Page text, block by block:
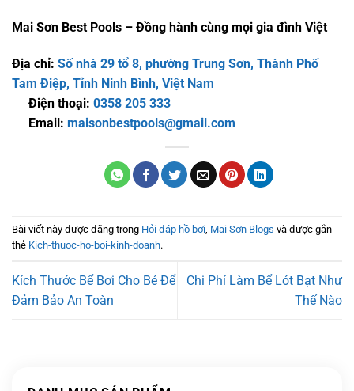
Mai Sơn Best Pools – Đồng hành cùng mọi gia đình Việt
Địa chỉ: Số nhà 29 tổ 8, phường Trung Sơn, Thành Phố
Tam Điệp, Tỉnh Ninh Bình, Việt Nam
Điện thoại: 0358 205 333
Email: maisonbestpools@gmail.com
Bài viết này được đăng trong Hỏi đáp hồ bơi, Mai Sơn Blogs và được gắn
thẻ Kich-thuoc-ho-boi-kinh-doanh.
Kích Thước Bể Bơi Cho Bé Để
Đảm Bảo An Toàn
Chi Phí Làm Bể Lót Bạt Như
Thế Nào